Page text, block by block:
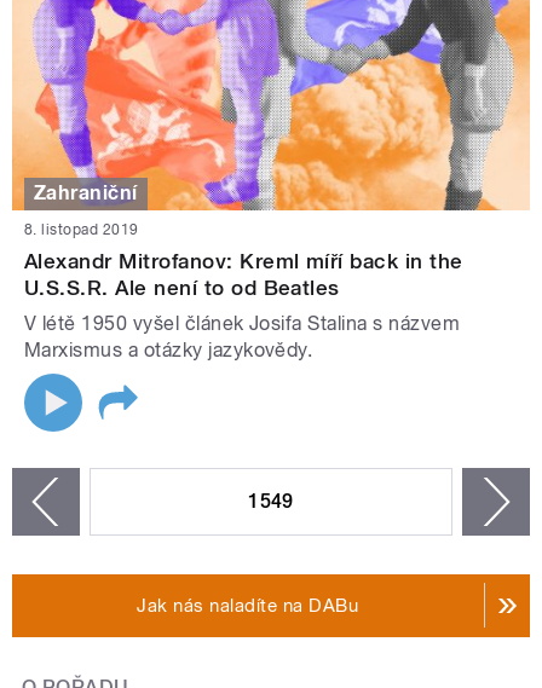
Zahraniční
8. listopad 2019
Alexandr Mitrofanov: Kreml míří back in the
U.S.S.R. Ale není to od Beatles
V létě 1950 vyšel článek Josifa Stalina s názvem
Marxismus a otázky jazykovědy.
1549
Jak nás naladíte na DABu